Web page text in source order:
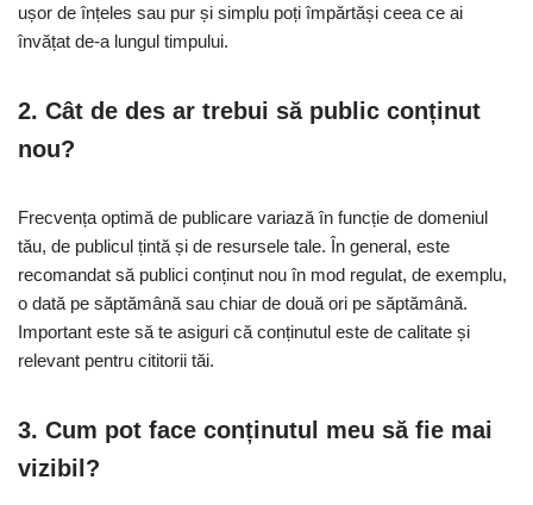
ușor de înțeles sau pur și simplu poți împărtăși ceea ce ai
învățat de-a lungul timpului.
2. Cât de des ar trebui să public conținut
nou?
Frecvența optimă de publicare variază în funcție de domeniul
tău, de publicul țintă și de resursele tale. În general, este
recomandat să publici conținut nou în mod regulat, de exemplu,
o dată pe săptămână sau chiar de două ori pe săptămână.
Important este să te asiguri că conținutul este de calitate și
relevant pentru cititorii tăi.
3. Cum pot face conținutul meu să fie mai
vizibil?